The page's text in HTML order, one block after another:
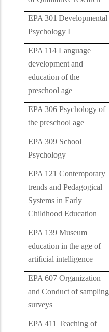
EPA 301 Developmental
Psychology I
EPA 114 Language
development and
education of the
preschool age
EPA 306 Psychology of
the preschool age
EPA 309 School
Psychology
EPA 121 Contemporary
trends and Pedagogical
Systems in Early
Childhood Education
EPA 139 Museum
education in the age of
artificial intelligence
EPA 607 Organization
and Conduct of sampling
surveys
EPA 411 Teaching of